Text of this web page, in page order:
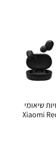
שיאומי
Xiaomi